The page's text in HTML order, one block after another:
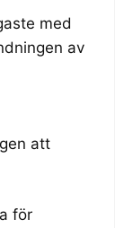
med
av
att
för